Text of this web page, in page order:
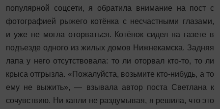
популярной соцсети, я обратила внимание на пост с
фотографией рыжего котёнка с несчастными глазами,
и уже не могла оторваться. Котёнок сидел на газете в
подъезде одного из жилых домов Нижнекамска. Задняя
лапа у него отсутствовала: то ли оторвал кто-то, то ли
крыса отгрызла. «Пожалуйста, возьмите кто-нибудь, а то
ему не выжить», — взывала автор поста Светлана к
сочувствию. Ни капли не раздумывая, я решила, что это